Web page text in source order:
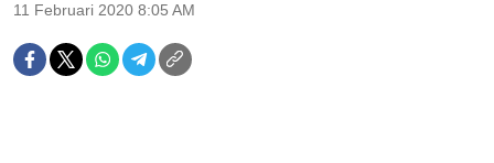
11 Februari 2020 8:05 AM